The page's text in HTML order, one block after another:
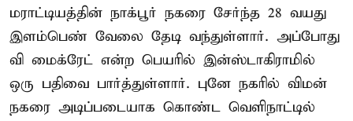
மராட்டியத்தின் நாக்பூர் நகரை சேர்ந்த 28 வயது
இளம்பெண் வேலை தேடி வந்துள்ளார். அப்போது
வி மைக்ரேட் என்ற பெயரில் இன்ஸ்டாகிராமில்
ஒரு பதிவை பார்த்துள்ளார். புனே நகரில் விமன்
நகரை அடிப்படையாக கொண்ட வெளிநாட்டில்